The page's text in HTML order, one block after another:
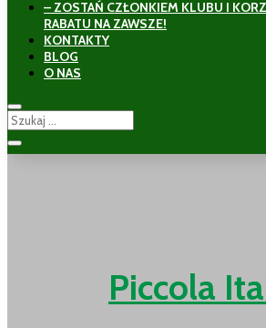
– ZOSTAŃ CZŁONKIEM KLUBU I
RABATU NA ZAWSZE!
KONTAKTY
BLOG
O NAS
Piccola